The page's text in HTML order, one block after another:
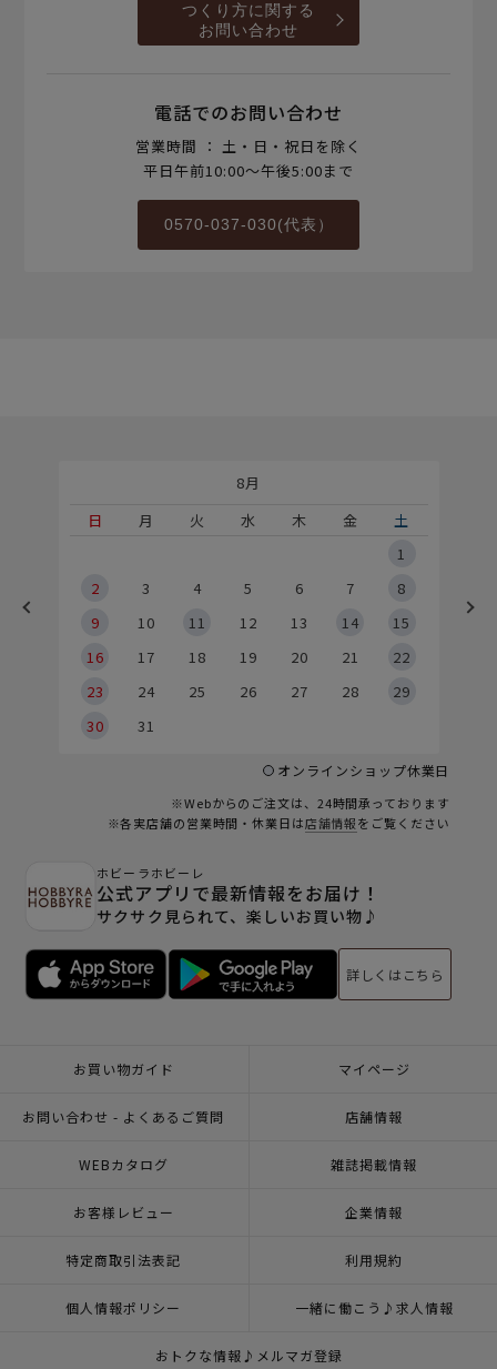
つくり方に関する
お問い合わせ
電話でのお問い合わせ
営業時間 ： 土・日・祝日を除く
平日午前10:00～午後5:00まで
0570-037-030(代表）
8月
日
月 火 水 木 金
土
1
2
3 4 5 6 7
8
9
10 11 12 13 14
15
16
17 18 19 20 21
22
23
24 25 26 27 28
29
30
31
オンラインショップ休業日
※Webからのご注文は、24時間承っております
※各実店舗の営業時間・休業日は店舗情報をご覧ください
ホビーラホビーレ
公式アプリで最新情報をお届け！
サクサク見られて、楽しいお買い物♪
詳しくはこちら
お買い物ガイド マイページ
お問い合わせ - よくあるご質問 店舗情報
WEBカタログ 雑誌掲載情報
お客様レビュー 企業情報
特定商取引法表記 利用規約
個人情報ポリシー 一緒に働こう♪求人情報
おトクな情報♪メルマガ登録